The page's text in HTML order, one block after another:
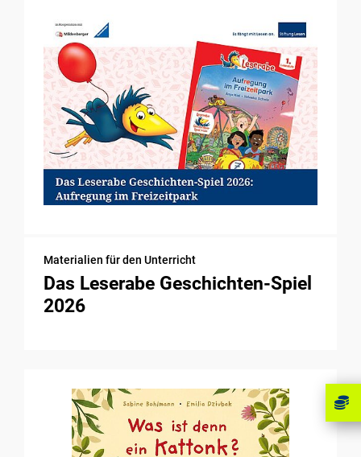
Materialien für den Unterricht
Das Leserabe Geschichten-Spiel
2026